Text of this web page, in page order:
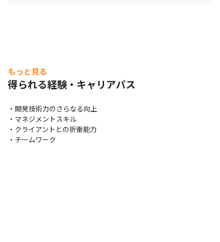
もっと見る
得られる経験・キャリアパス
・開発技術力のさらなる向上
・マネジメントスキル
・クライアントとの折衝能力
・チームワーク